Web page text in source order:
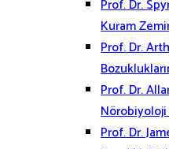
Prof. Dr.
Kuram
Prof. Dr.
Prof. Dr.
Nörobiyoloji
Prof. Dr.